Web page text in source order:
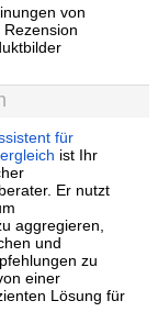
von
für
ist Ihr
Er nutzt
aggregieren,
und
zu
einer
Lösung für